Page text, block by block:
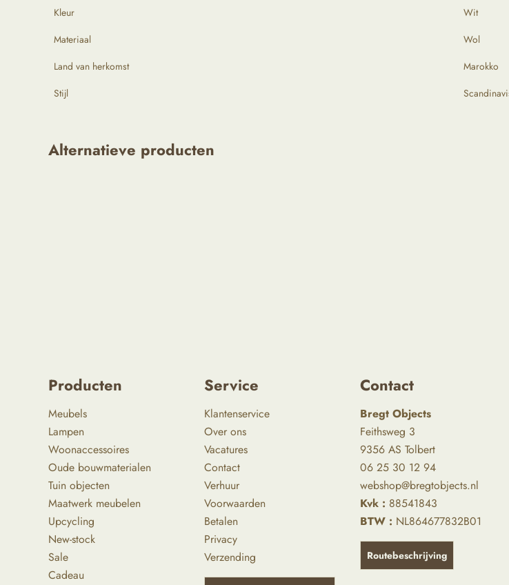
Kleur
Wit
Materiaal
Wol
Land van herkomst
Marokko
Stijl
Alternatieve producten
Producten
Meubels
Lampen
Woonaccessoires
Oude bouwmaterialen
Tuin objecten
Maatwerk meubelen
Upcycling
New-stock
Sale
Cadeau
Service
Klantenservice
Over ons
Vacatures
Contact
Verhuur
Voorwaarden
Betalen
Privacy
Verzending
Contact
Bregt Objects
Feithsweg 3
9356 AS Tolbert
06 25 30 12 94
webshop@bregtobjects.nl
Kvk : 88541843
BTW : NL864677832B01
Routebeschrijving